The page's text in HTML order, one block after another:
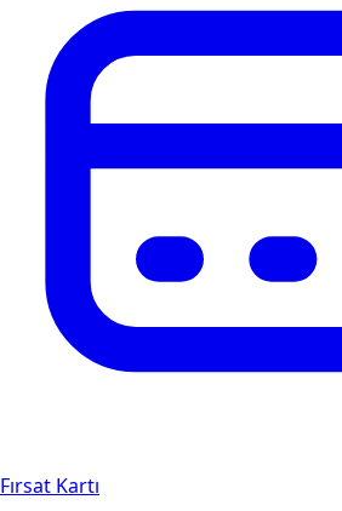
Fırsat Kartı